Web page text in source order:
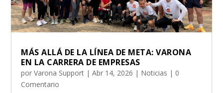
MÁS ALLÁ DE LA LÍNEA DE META: VARONA
EN LA CARRERA DE EMPRESAS
porVarona Support |Abr 14, 2026 | Noticias | 0
Comentario